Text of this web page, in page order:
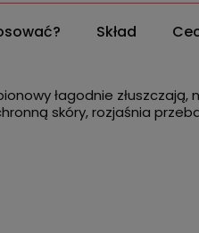
Skład
łagodnie
skóry, rozjaśnia